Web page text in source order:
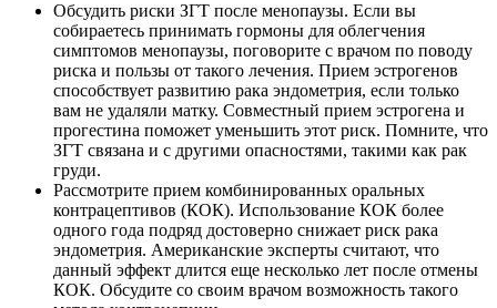
Обсудить риски ЗГТ после менопаузы. Если вы
собираетесь принимать гормоны для облегчения
симптомов менопаузы, поговорите с врачом по поводу
риска и пользы от такого лечения. Прием эстрогенов
способствует развитию рака эндометрия, если только
вам не удаляли матку. Совместный прием эстрогена и
прогестина поможет уменьшить этот риск. Помните, что
ЗГТ связана и с другими опасностями, такими как рак
груди.
Рассмотрите прием комбинированных оральных
контрацептивов (КОК). Использование КОК более
одного года подряд достоверно снижает риск рака
эндометрия. Американские эксперты считают, что
данный эффект длится еще несколько лет после отмены
КОК. Обсудите со своим врачом возможность такого